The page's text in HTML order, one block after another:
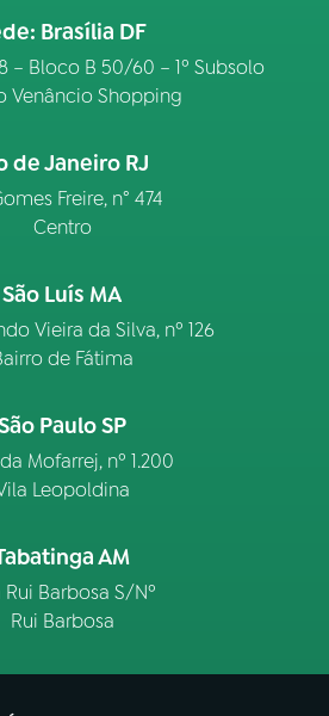
Brasília DF
– Bloco B 50/60 – 1º Subsolo
Venâncio Shopping
de Janeiro RJ
Freire, n° 474
Centro
São Luís MA
Vieira da Silva, nº 126
de Fátima
Paulo SP
Mofarrej, nº 1.200
Leopoldina
AM
Rui Barbosa S/Nº
Rui Barbosa